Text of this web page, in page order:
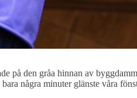
på den gråa hinnan av
några minuter glänste våra